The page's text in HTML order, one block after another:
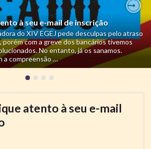
à seu e-mail de inscrição
do XIV EGEJ pede desculpas pelo atraso
com a greve dos bancários tivemos
No entanto, já os sanamos.
a compreensão …
atento à seu e-mail